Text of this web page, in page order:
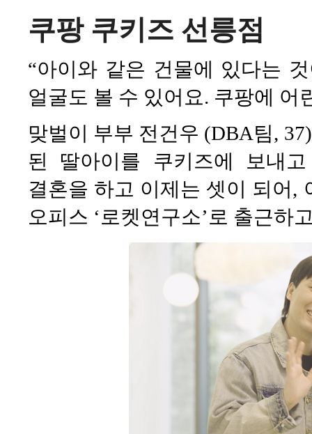
쿠팡 쿠키즈 선릉점
“아이와 같은 건물에 있다는
얼굴도 볼 수 있어요. 쿠팡에
맞벌이 부부 전건우 (DBA팀,
된 딸아이를 쿠키즈에 보내
결혼을 하고 이제는 셋이 되어,
오피스 ‘로켓연구소’로 출근하